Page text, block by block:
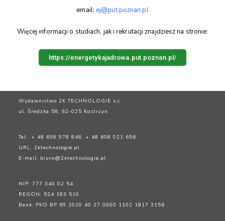
email: ej@put.poznan.pl
Więcej informacji o studiach, jak i rekrutacji znajdziesz na stronie:
https://energetykajadrowa.put.poznan.pl/
Wydawnictwo 2K TECHNOLOGIE s.c.
ul. Średzka 58, 62-025 Kostrzyn
Tel.: + 48 698 978 848, + 48 608 021 656
URL:2ktechnologie.pl
E-mail: biuro@2ktechnologie.pl
NIP: 777 340 02 54
REGON: 524 183 510
Bank: PKO BP 69 1020 40 27 0000 1102 1817 3156